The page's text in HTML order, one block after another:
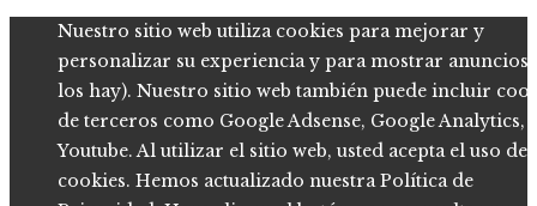
Nuestro sitio web utiliza cookies para mejorar y
personalizar su experiencia y para mostrar anuncios
los hay). Nuestro sitio web también puede incluir
de terceros como Google Adsense, Google Analytics,
Youtube. Al utilizar el sitio web, usted acepta el uso de
cookies. Hemos actualizado nuestra Política de